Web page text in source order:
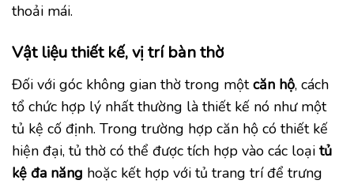
thoải mái.
Vật liệu thiết kế, vị trí bàn thờ
Đối với góc không gian thờ trong mộtcăn hộ, cách
tổ chức hợp lý nhất thường là thiết kế nó như một
tủ kệ cố định. Trong trường hợp căn hộ có thiết kế
hiện đại, tủ thờ có thể được tích hợp vào các loại tủ
kệ đa năng hoặc kết hợp với tủ trang trí để trưng